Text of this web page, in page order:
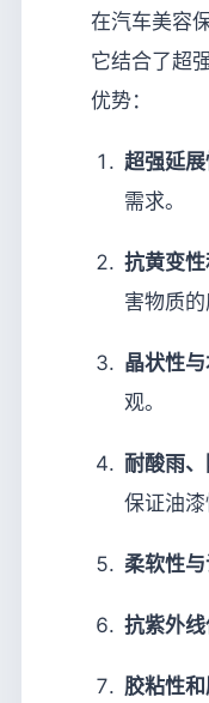
在汽车美容
它结合了超
优势：
超强延
需求。
抗黄变
害物质的
晶状性
观。
耐酸雨
保证油漆
柔软性
抗紫外
胶粘性